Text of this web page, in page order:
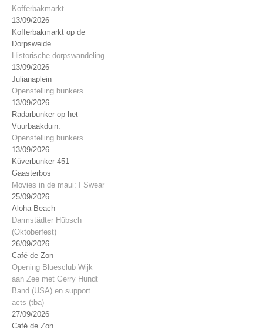
Kofferbakmarkt
13/09/2026
Kofferbakmarkt op de
Dorpsweide
Historische dorpswandeling
13/09/2026
Julianaplein
Openstelling bunkers
13/09/2026
Radarbunker op het
Vuurbaakduin.
Openstelling bunkers
13/09/2026
Küverbunker 451 –
Gaasterbos
Movies in de maui: I Swear
25/09/2026
Aloha Beach
Darmstädter Hübsch
(Oktoberfest)
26/09/2026
Café de Zon
Opening Bluesclub Wijk
aan Zee met Gerry Hundt
Band (USA) en support
acts (tba)
27/09/2026
Café de Zon